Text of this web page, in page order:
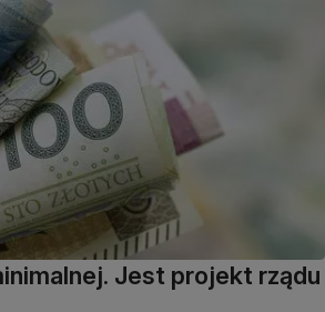
Jest projekt rządu